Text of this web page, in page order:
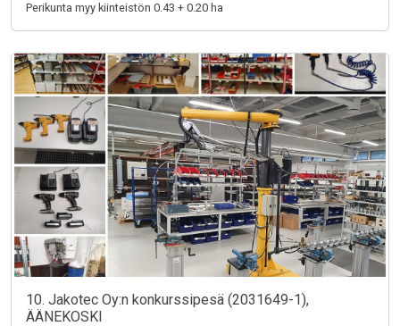
Perikunta myy kiinteistön 0.43 + 0.20 ha
10. Jakotec Oy:n konkurssipesä (2031649-1),
ÄÄNEKOSKI